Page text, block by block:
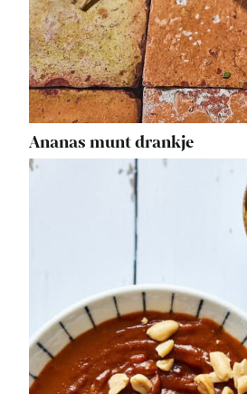
Ananas munt drankje